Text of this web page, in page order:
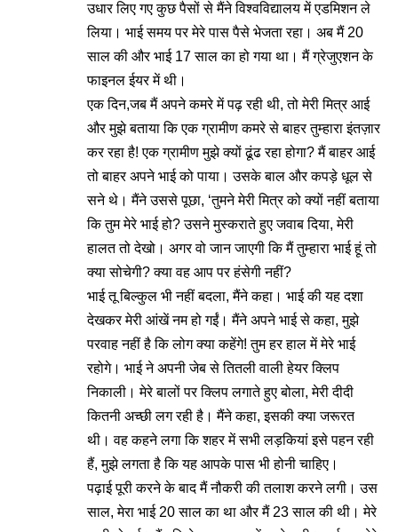
उधार लिए गए कुछ पैसों से मैंने विश्वविद्यालय में एडमिशन ले
लिया। भाई समय पर मेरे पास पैसे भेजता रहा। अब मैं 20
साल की और भाई 17 साल का हो गया था। मैं ग्रेजुएशन के
फाइनल ईयर में थी।
एक दिन,जब मैं अपने कमरे में पढ़ रही थी, तो मेरी मित्र आई
और मुझे बताया कि एक ग्रामीण कमरे से बाहर तुम्हारा इंतज़ार
कर रहा है! एक ग्रामीण मुझे क्यों ढूंढ रहा होगा? मैं बाहर आई
तो बाहर अपने भाई को पाया। उसके बाल और कपड़े धूल से
सने थे। मैंने उससे पूछा, ‘तुमने मेरी मित्र को क्यों नहीं बताया
कि तुम मेरे भाई हो? उसने मुस्कराते हुए जवाब दिया, मेरी
हालत तो देखो। अगर वो जान जाएगी कि मैं तुम्हारा भाई हूं तो
क्या सोचेगी? क्या वह आप पर हंसेगी नहीं?
भाई तू बिल्कुल भी नहीं बदला, मैंने कहा। भाई की यह दशा
देखकर मेरी आंखें नम हो गईं। मैंने अपने भाई से कहा, मुझे
परवाह नहीं है कि लोग क्या कहेंगे! तुम हर हाल में मेरे भाई
रहोगे। भाई ने अपनी जेब से तितली वाली हेयर क्लिप
निकाली। मेरे बालों पर क्लिप लगाते हुए बोला, मेरी दीदी
कितनी अच्छी लग रही है। मैंने कहा, इसकी क्या जरूरत
थी। वह कहने लगा कि शहर में सभी लड़कियां इसे पहन रही
हैं, मुझे लगता है कि यह आपके पास भी होनी चाहिए।
पढ़ाई पूरी करने के बाद मैं नौकरी की तलाश करने लगी। उस
साल, मेरा भाई 20 साल का था और मैं 23 साल की थी। मेरे